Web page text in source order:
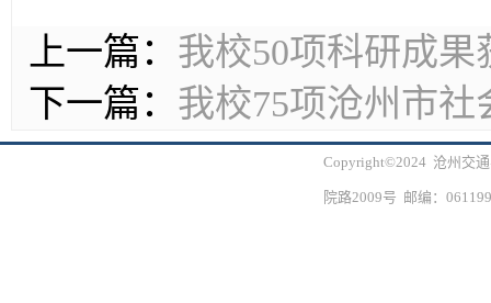
上一篇： 我校50项科研成果
下一篇： 我校75项沧州市
Copyright©2024 沧州交
院路2009号 邮编：